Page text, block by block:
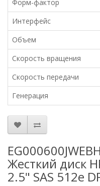
Форм-фактор
Интерфейс
Объем
Скорость вращения
Скорость передачи
Генерация
Жесткий диск
2.5" SAS 512e